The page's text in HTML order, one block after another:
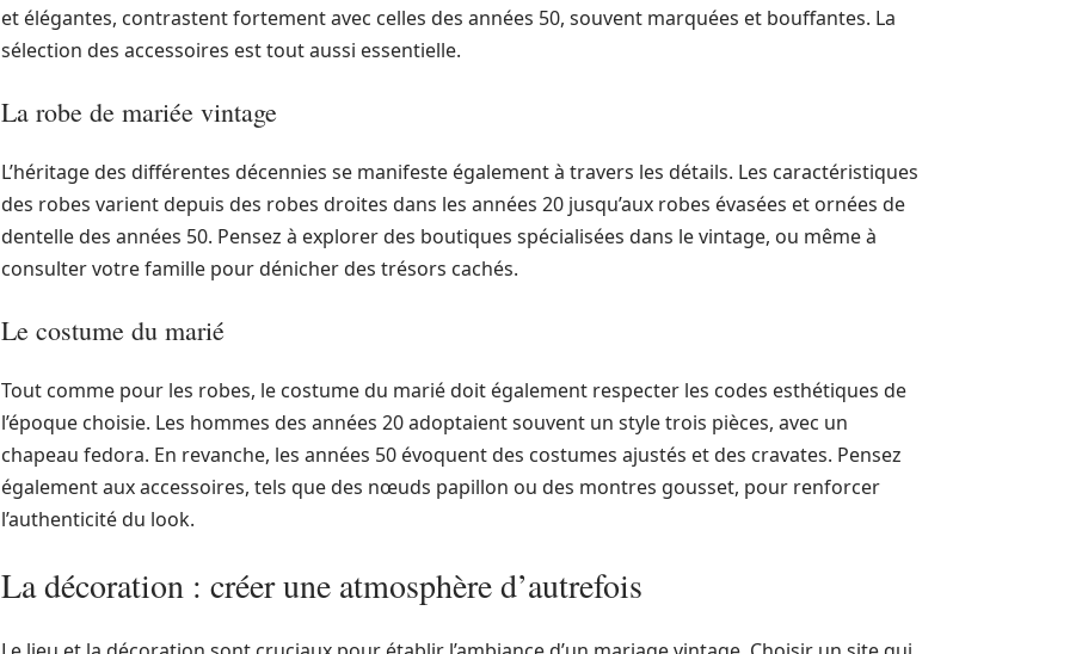
et élégantes, contrastent fortement avec celles des années 50, souvent marquées et bouffantes. La
sélection des accessoires est tout aussi essentielle.
La robe de mariée vintage
L’héritage des différentes décennies se manifeste également à travers les détails. Les caractéristiques
des robes varient depuis des robes droites dans les années 20 jusqu’aux robes évasées et ornées de
dentelle des années 50. Pensez à explorer des boutiques spécialisées dans le vintage, ou même à
consulter votre famille pour dénicher des trésors cachés.
Le costume du marié
Tout comme pour les robes, le costume du marié doit également respecter les codes esthétiques de
l’époque choisie. Les hommes des années 20 adoptaient souvent un style trois pièces, avec un
chapeau fedora. En revanche, les années 50 évoquent des costumes ajustés et des cravates. Pensez
également aux accessoires, tels que des nœuds papillon ou des montres gousset, pour renforcer
l’authenticité du look.
La décoration : créer une atmosphère d’autrefois